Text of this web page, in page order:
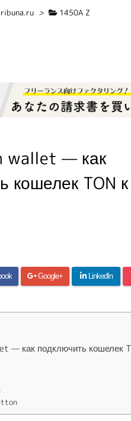
> 1450A Z
— как
кошелек TON
Google+ LinkedIn
как подключить кошелек